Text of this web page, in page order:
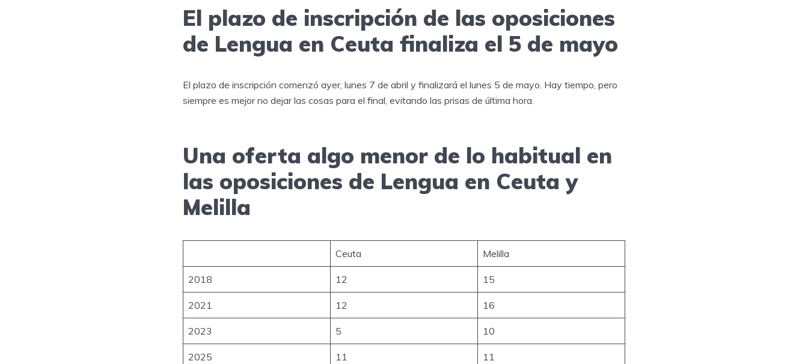
El plazo de inscripción de las oposiciones
de Lengua en Ceuta finaliza el 5 de mayo
El plazo de inscripción comenzó ayer, lunes 7 de abril y finalizará el lunes 5 de mayo. Hay tiempo, pero
siempre es mejor no dejar las cosas para el final, evitando las prisas de última hora.
Una oferta algo menor de lo habitual en
las oposiciones de Lengua en Ceuta y
Melilla
Ceuta Melilla
2018 12 15
2021 12 16
2023 5 10
2025 11 11